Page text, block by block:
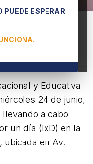
PUEDE ESPERAR
y Educativa
24 de junio,
llevando a cabo
un día (IxD) en la
ubicada en Av.